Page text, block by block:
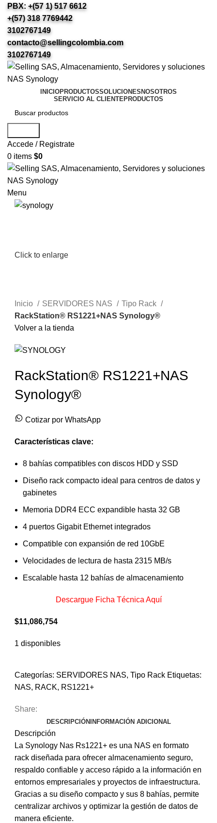
PBX: +(57 1) 517 6612
+(57) 318 7769442
3102767149
contacto@sellingcolombia.com
3102767149
INICIOPRODUCTOSSOLUCIONES NOSOTROS
SERVICIO AL CLIENTEPRODUCTOS
Accede / Registrate
0 items $0
Menu
Click to enlarge
Inicio SERVIDORES NAS
Tipo Rack
RackStation® RS1221+NAS Synology®
Volver a la tienda
RackStation® RS1221+NAS
Synology®
Cotizar por WhatsApp
Características clave:
8 bahías compatibles con discos HDD y SSD
Diseño rack compacto ideal para centros de datos y
gabinetes
Memoria DDR4 ECC expandible hasta 32 GB
4 puertos Gigabit Ethernet integrados
Compatible con expansión de red 10GbE
Velocidades de lectura de hasta 2315 MB/s
Escalable hasta 12 bahías de almacenamiento
Descargue Ficha Técnica Aquí
$11,086,754
1 disponibles
Categorías: SERVIDORES NAS, Tipo Rack Etiquetas:
NAS, RACK, RS1221+
Share:
DESCRIPCIÓN INFORMACIÓN ADICIONAL
Descripción
La Synology Nas Rs1221+ es una NAS en formato
rack diseñada para ofrecer almacenamiento seguro,
respaldo confiable y acceso rápido a la información en
entornos empresariales y proyectos de infraestructura.
Gracias a su diseño compacto y sus 8 bahías, permite
centralizar archivos y optimizar la gestión de datos de
manera eficiente.